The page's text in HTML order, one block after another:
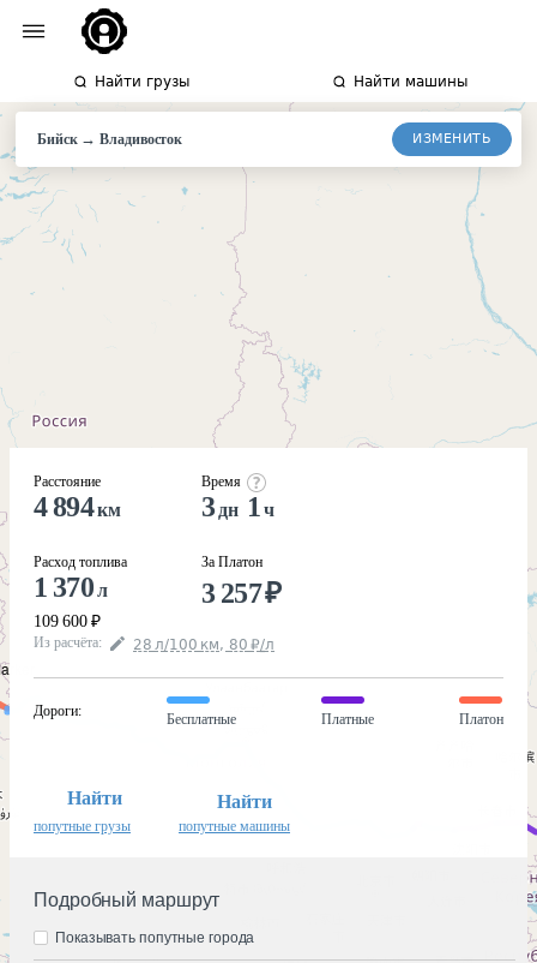
Найти грузы Найти машины
Бийск→Владивосток ИЗМЕНИТЬ
Расстояние
4 894км
Расход топлива
1 370л
109 600 ₽
Время
3 дн 1 ч
За Платон
3 257₽
Из расчёта: 28 л/100 км, 80 ₽/л
Дороги:
Бесплатные Платные Платон
Найти
попутные грузы
Найти
попутные машины
Подробный маршрут
Показывать попутные города